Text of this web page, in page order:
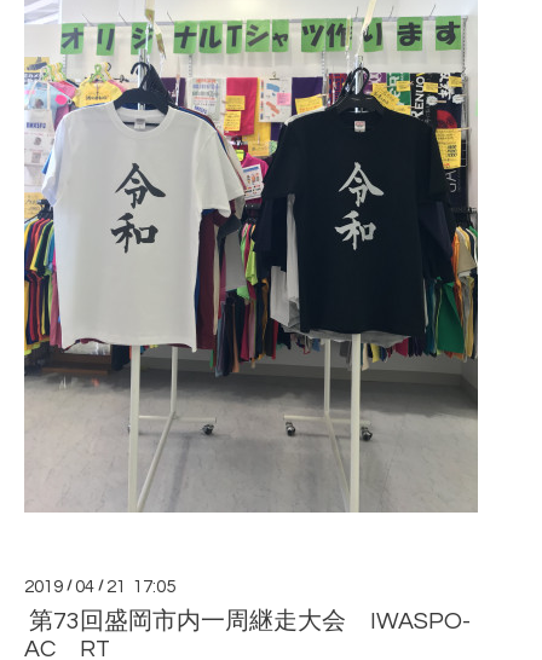
2019 /04 / 21 17:05
第73回盛岡市内一周継走大会 IWASPO-
AC RT